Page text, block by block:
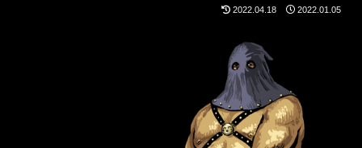
2022.04.18 2022.01.05